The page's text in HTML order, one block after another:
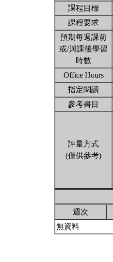
課程目標
課程要求
預期每週課前
或/與課後學習
時數
Office Hours
指定閱讀
參考書目
評量方式
(僅供參考)
週次
無資料